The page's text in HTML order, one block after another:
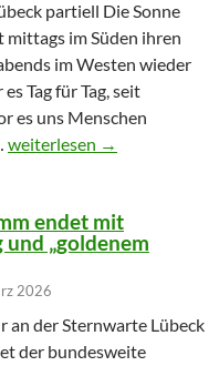
partiell Die Sonne
mittags im Süden ihren
im Westen wieder
Tag für Tag, seit
es uns Menschen
Wenn die Sonne ihr Licht
weiterlesen →
endet mit
„goldenem
2026
an der Sternwarte Lübeck
der bundesweite